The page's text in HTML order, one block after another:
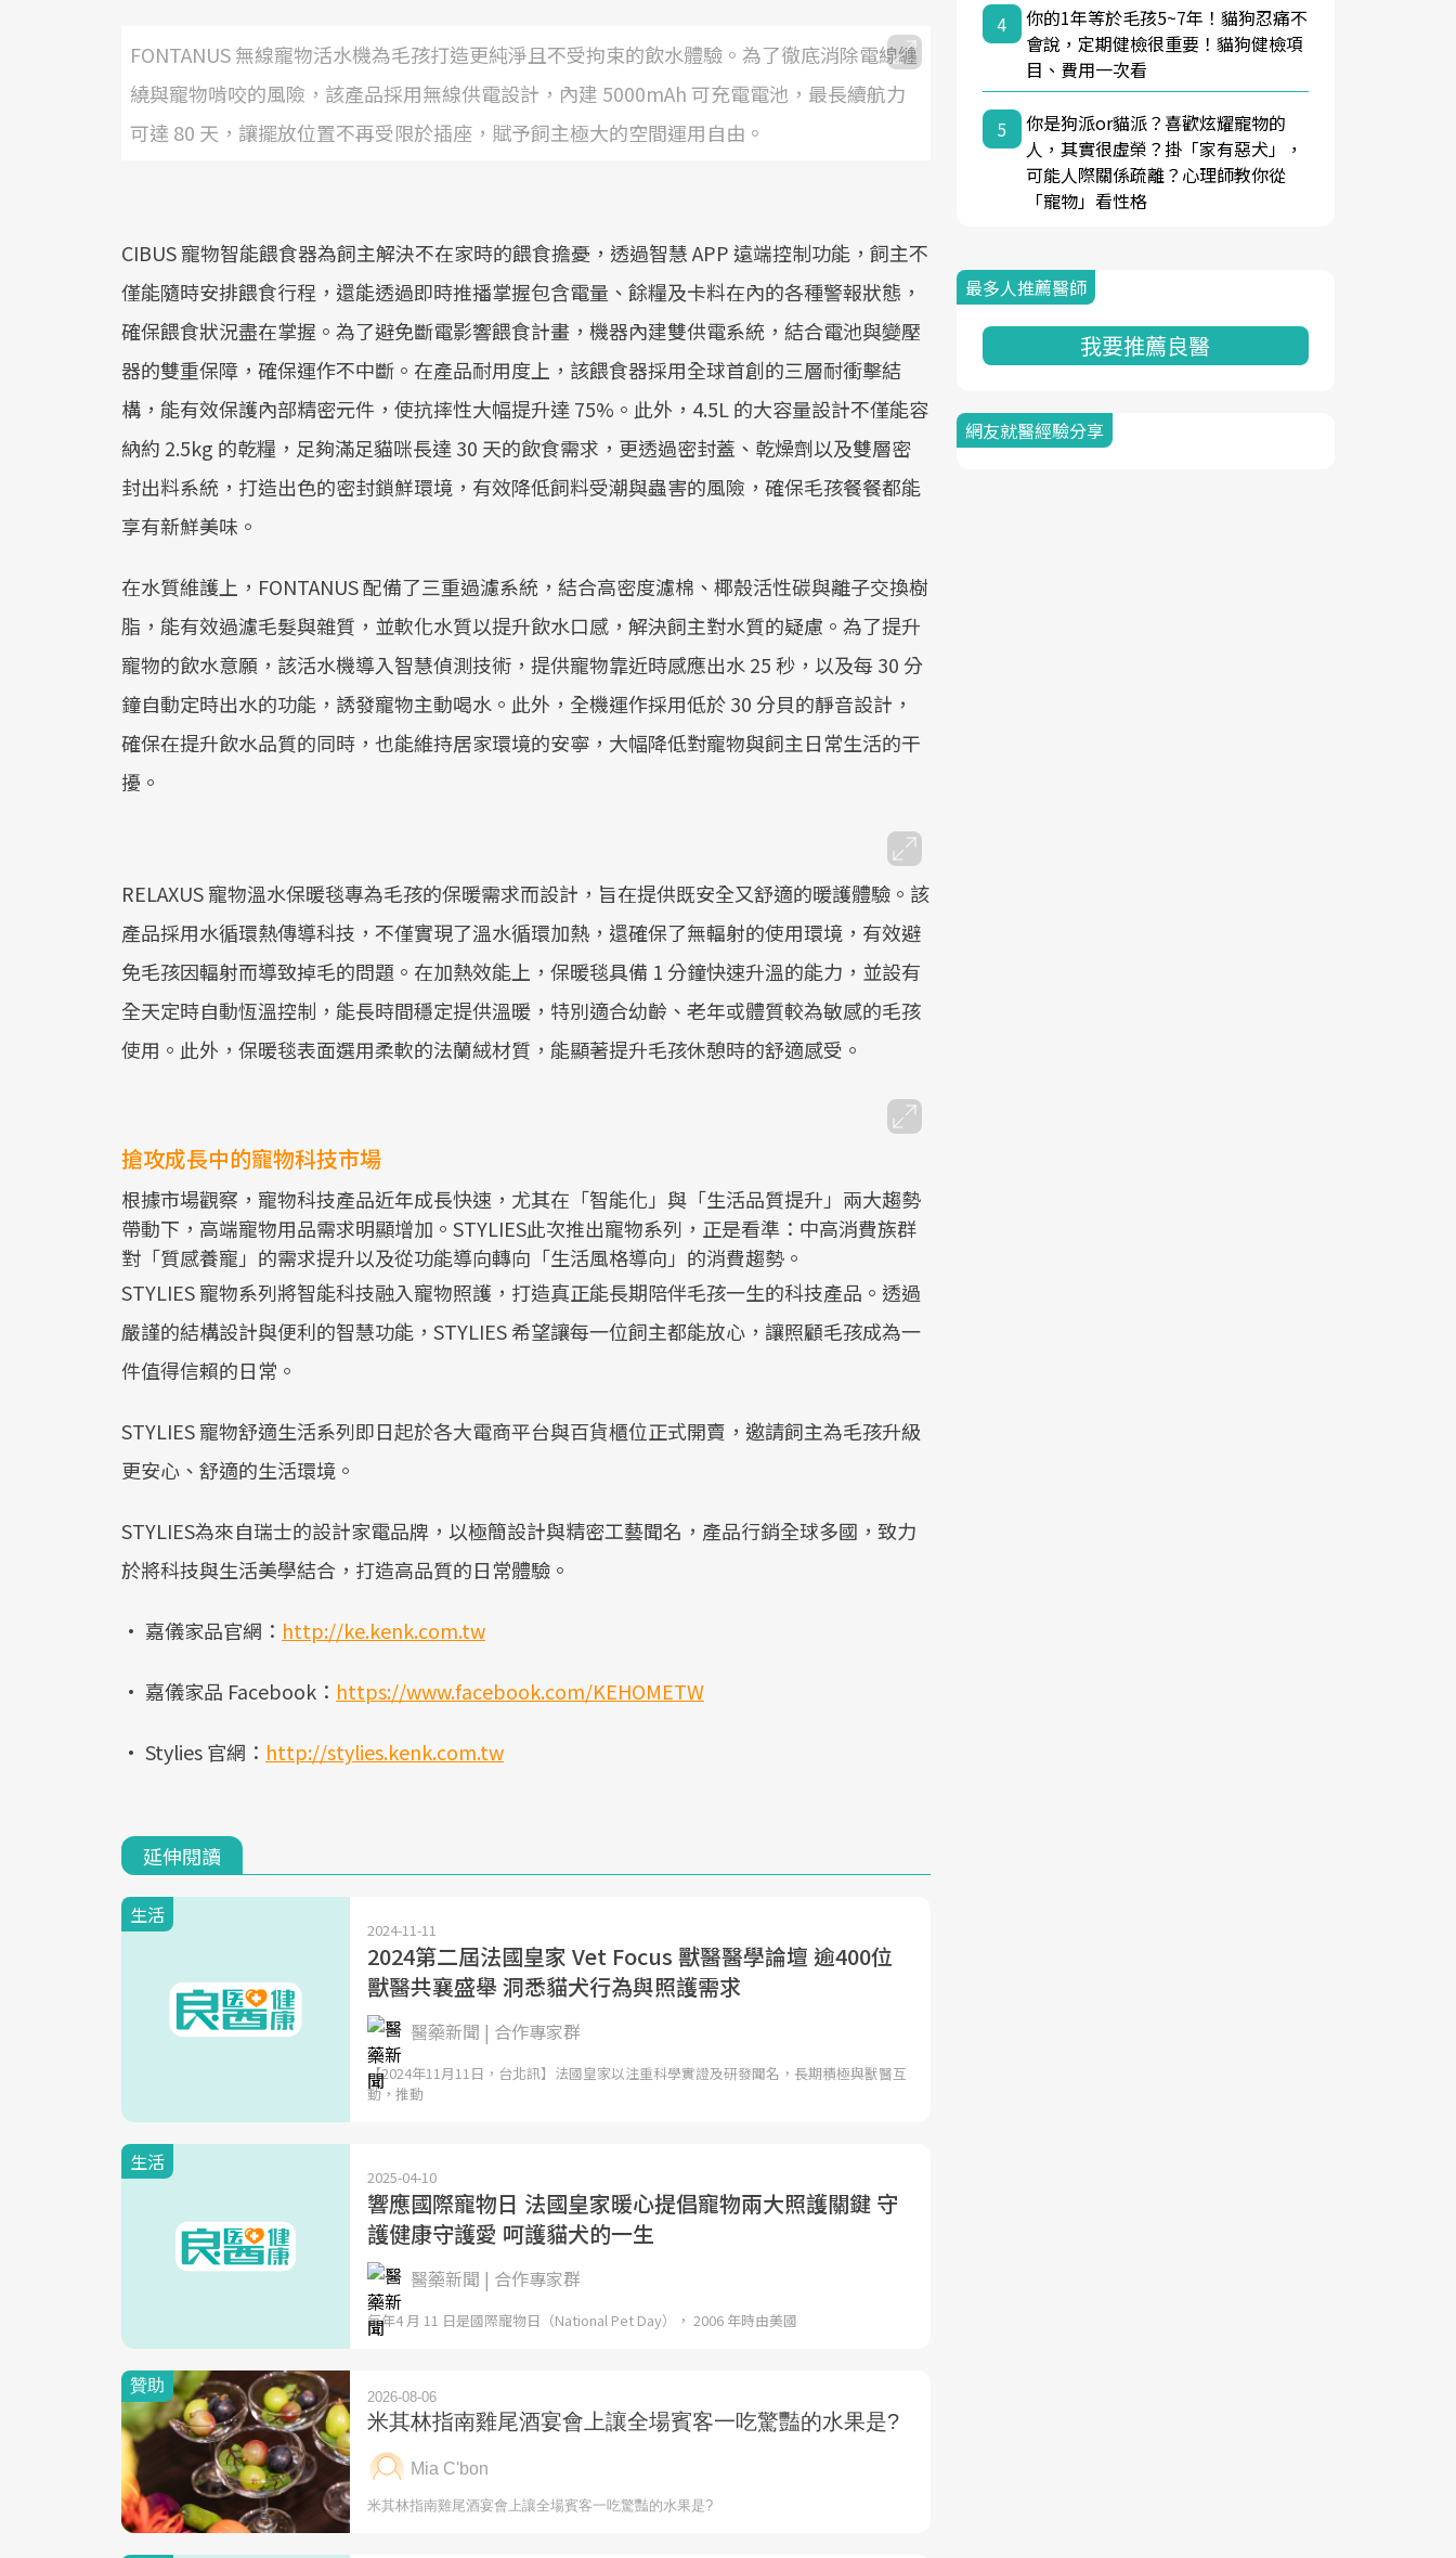
FONTANUS 無線寵物活水機為毛孩打造更純淨且不受拘束的飲水體驗。為了徹底消除電線纏
繞與寵物啃咬的風險，該產品採用無線供電設計，內建 5000mAh 可充電電池，最長續航力
可達 80 天，讓擺放位置不再受限於插座，賦予飼主極大的空間運用自由。
CIBUS 寵物智能餵食器為飼主解決不在家時的餵食擔憂，透過智慧 APP 遠端控制功能，飼主不
僅能隨時安排餵食行程，還能透過即時推播掌握包含電量、餘糧及卡料在內的各種警報狀態，
確保餵食狀況盡在掌握。為了避免斷電影響餵食計畫，機器內建雙供電系統，結合電池與變壓
器的雙重保障，確保運作不中斷。在產品耐用度上，該餵食器採用全球首創的三層耐衝擊結
構，能有效保護內部精密元件，使抗摔性大幅提升達 75%。此外，4.5L 的大容量設計不僅能容
納約 2.5kg 的乾糧，足夠滿足貓咪長達 30 天的飲食需求，更透過密封蓋、乾燥劑以及雙層密
封出料系統，打造出色的密封鎖鮮環境，有效降低飼料受潮與蟲害的風險，確保毛孩餐餐都能
享有新鮮美味。
在水質維護上，FONTANUS 配備了三重過濾系統，結合高密度濾棉、椰殼活性碳與離子交換樹
脂，能有效過濾毛髮與雜質，並軟化水質以提升飲水口感，解決飼主對水質的疑慮。為了提升
寵物的飲水意願，該活水機導入智慧偵測技術，提供寵物靠近時感應出水 25 秒，以及每 30 分
鐘自動定時出水的功能，誘發寵物主動喝水。此外，全機運作採用低於 30 分貝的靜音設計，
確保在提升飲水品質的同時，也能維持居家環境的安寧，大幅降低對寵物與飼主日常生活的干
擾。
RELAXUS 寵物溫水保暖毯專為毛孩的保暖需求而設計，旨在提供既安全又舒適的暖護體驗。該
產品採用水循環熱傳導科技，不僅實現了溫水循環加熱，還確保了無輻射的使用環境，有效避
免毛孩因輻射而導致掉毛的問題。在加熱效能上，保暖毯具備 1 分鐘快速升溫的能力，並設有
全天定時自動恆溫控制，能長時間穩定提供溫暖，特別適合幼齡、老年或體質較為敏感的毛孩
使用。此外，保暖毯表面選用柔軟的法蘭絨材質，能顯著提升毛孩休憩時的舒適感受。
搶攻成長中的寵物科技市場
根據市場觀察，寵物科技產品近年成長快速，尤其在「智能化」與「生活品質提升」兩大趨勢
帶動下，高端寵物用品需求明顯增加。STYLIES此次推出寵物系列，正是看準：中高消費族群
對「質感養寵」的需求提升以及從功能導向轉向「生活風格導向」的消費趨勢。
STYLIES 寵物系列將智能科技融入寵物照護，打造真正能長期陪伴毛孩一生的科技產品。透過
嚴謹的結構設計與便利的智慧功能，STYLIES 希望讓每一位飼主都能放心，讓照顧毛孩成為一
件值得信賴的日常。
STYLIES 寵物舒適生活系列即日起於各大電商平台與百貨櫃位正式開賣，邀請飼主為毛孩升級
更安心、舒適的生活環境。
STYLIES為來自瑞士的設計家電品牌，以極簡設計與精密工藝聞名，產品行銷全球多國，致力
於將科技與生活美學結合，打造高品質的日常體驗。
• 嘉儀家品官網： http://ke.kenk.com.tw
• 嘉儀家品 Facebook： https://www.facebook.com/KEHOMETW
• Stylies 官網： http://stylies.kenk.com.tw
延伸閱讀
生活
2024-11-11
2024第二屆法國皇家 Vet Focus 獸醫醫學論壇 逾400位
獸醫共襄盛舉 洞悉貓犬行為與照護需求
醫藥新聞 | 合作專家群
【2024年11月11日，台北訊】法國皇家以注重科學實證及研發聞名，長期積極與獸醫互
動，推動
生活
2025-04-10
響應國際寵物日 法國皇家暖心提倡寵物兩大照護關鍵 守
護健康守護愛 呵護貓犬的一生
醫藥新聞 | 合作專家群
每年4 月 11 日是國際寵物日（National Pet Day）， 2006 年時由美國
4
你的1年等於毛孩5~7年！貓狗忍痛不
會說，定期健檢很重要！貓狗健檢項
目、費用一次看
5
你是狗派or貓派？喜歡炫耀寵物的
人，其實很虛榮？掛「家有惡犬」，
可能人際關係疏離？心理師教你從
「寵物」看性格
最多人推薦醫師
我要推薦良醫
網友就醫經驗分享